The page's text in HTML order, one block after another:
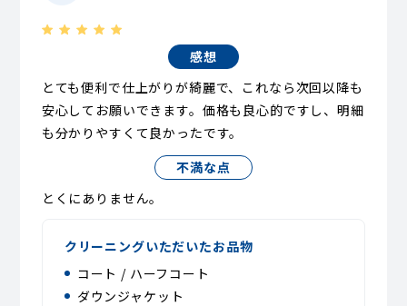
感想
とても便利で仕上がりが綺麗で、これなら次回以降も
安心してお願いできます。価格も良心的ですし、明細
も分かりやすくて良かったです。
不満な点
とくにありません。
クリーニングいただいたお品物
コート / ハーフコート
ダウンジャケット